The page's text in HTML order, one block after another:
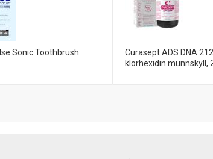
Sonic Toothbrush
Curasept ADS DNA
klorhexidin munnskyll,